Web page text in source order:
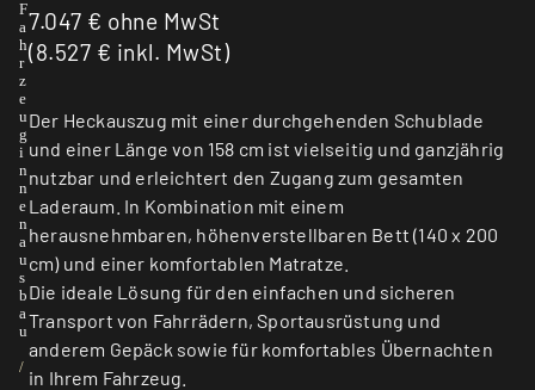
F
a
h
r
z
e
u
g
i
n
n
e
n
a
u
s
b
a
u
/
7.047 € ohne MwSt
(8.527 € inkl. MwSt)
Der Heckauszug mit einer durchgehenden Schublade
und einer Länge von 158 cm ist vielseitig und ganzjährig
nutzbar und erleichtert den Zugang zum gesamten
Laderaum. In Kombination mit einem
herausnehmbaren, höhenverstellbaren Bett (140 x 200
cm) und einer komfortablen Matratze.
Die ideale Lösung für den einfachen und sicheren
Transport von Fahrrädern, Sportausrüstung und
anderem Gepäck sowie für komfortables Übernachten
in Ihrem Fahrzeug.